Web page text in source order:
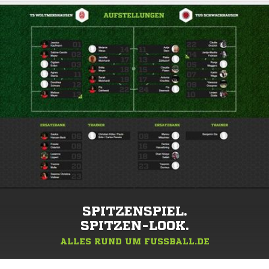
SPITZENSPIEL.
SPITZEN-LOOK.
ALLES RUND UM FUSSBALL.DE